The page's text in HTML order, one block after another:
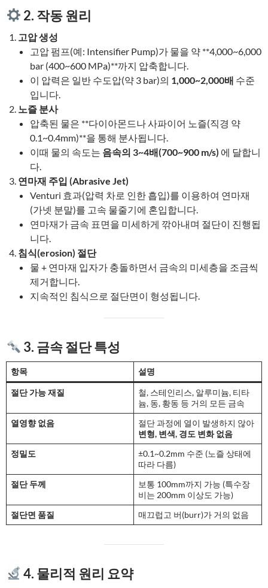
2. 작동 원리
고압 생성
고압 펌프(예: Intensifier Pump)가 물을 약 **4,000~6,000
bar (400~600 MPa)**까지 압축합니다.
이 압력은 일반 수도압(약 3 bar)의 1,000~2,000배 수준
입니다.
노즐 분사
압축된 물은 **다이아몬드나 사파이어 노즐(직경 약
0.1~0.4mm)**을 통해 분사됩니다.
이때 물의 속도는 음속의 3~4배(700~900 m/s) 에 달합니
다.
연마재 주입 (Abrasive Jet)
Venturi 효과(압력 차로 인한 흡입)를 이용하여 연마재
(가넷 분말)를 고속 물줄기에 혼입합니다.
연마재가 금속 표면을 미세하게 깎아내며 절단이 진행됩
니다.
침식(erosion) 절단
물 + 연마재 입자가 충돌하면서 금속의 미세층을 조금씩
제거합니다.
지속적인 침식으로 절단면이 형성됩니다.
3. 금속 절단 특성
항목 설명
절단 가능 재질
철, 스테인리스, 알루미늄, 티타
늄, 동, 황동 등 거의 모든 금속
열영향 없음
절단 과정에 열이 발생하지 않아
변형, 변색, 경도 변화 없음
정밀도
±0.1~0.2mm 수준 (노즐 상태에
따라 다름)
절단 두께
보통 100mm까지 가능 (특수장
비는 200mm 이상도 가능)
절단면 품질
매끄럽고 버(burr)가 거의 없음
4. 물리적 원리 요약